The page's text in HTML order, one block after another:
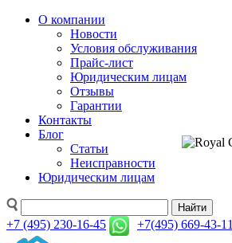
О компании
Новости
Условия обслуживания
Прайс-лист
Юридическим лицам
Отзывы
Гарантии
Контакты
Блог
Статьи
Неисправности
Юридическим лицам
Найти
+7 (495) 230-16-45 +7(495) 669-43-11